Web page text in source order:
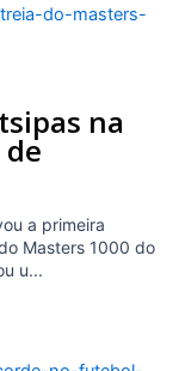
na
a primeira
Masters 1000 do
u...